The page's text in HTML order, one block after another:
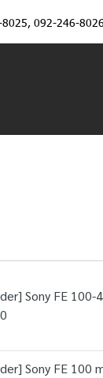
, 092-246-
Sony FE 100-
Sony FE 100